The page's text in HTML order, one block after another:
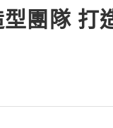
團隊 打